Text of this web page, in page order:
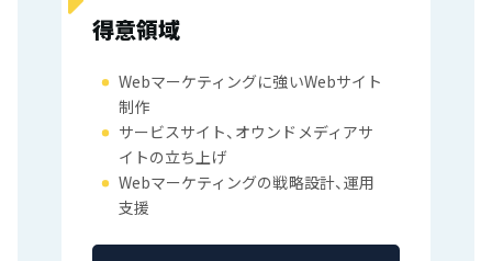
得意領域
Webマーケティングに強いWebサイト
制作
サービスサイト、オウンドメディアサ
イトの立ち上げ
Webマーケティングの戦略設計、運用
支援